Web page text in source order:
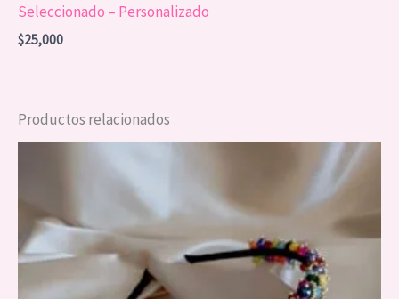
Seleccionado – Personalizado
$25,000
Productos relacionados